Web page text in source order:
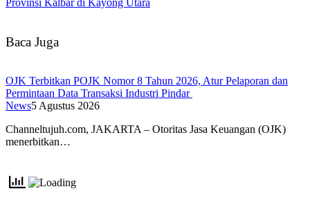
Baca Juga
OJK Terbitkan POJK Nomor 8 Tahun 2026, Atur Pelaporan dan
Permintaan Data Transaksi Industri Pindar
News5 Agustus 2026
Channeltujuh.com, JAKARTA – Otoritas Jasa Keuangan (OJK)
menerbitkan…